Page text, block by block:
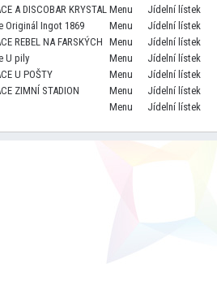
A DISCOBAR KRYSTAL Menu
Jídelní lístek
Originál Ingot 1869
Menu
Jídelní lístek
REBEL NA FARSKÝCH Menu
Jídelní lístek
U pily
Menu
Jídelní lístek
U POŠTY
Menu
Jídelní lístek
ZIMNÍ STADION
Menu
Jídelní lístek
Menu
Jídelní lístek